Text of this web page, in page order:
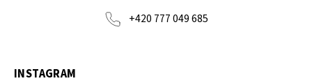
+420 777 049 685
INSTAGRAM